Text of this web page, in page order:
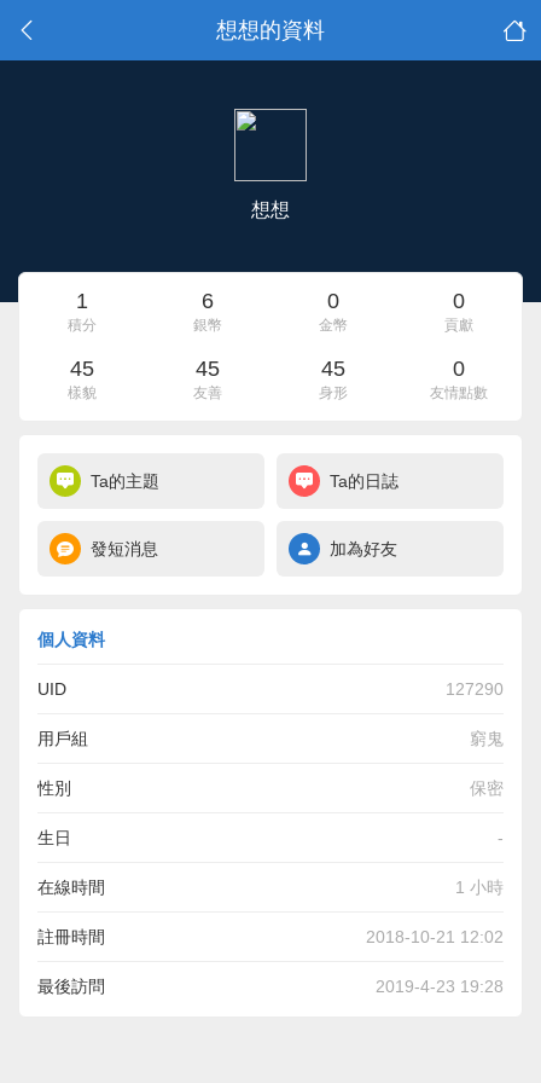
想想的資料
想想
1
積分
6
銀幣
0
金幣
0
貢獻
45
樣貌
45
友善
45
身形
0
友情點數
Ta的主題 Ta的日誌
發短消息 加為好友
個人資料
UID 127290
用戶組 窮鬼
性別 保密
生日 -
在線時間 1 小時
註冊時間 2018-10-21 12:02
最後訪問 2019-4-23 19:28